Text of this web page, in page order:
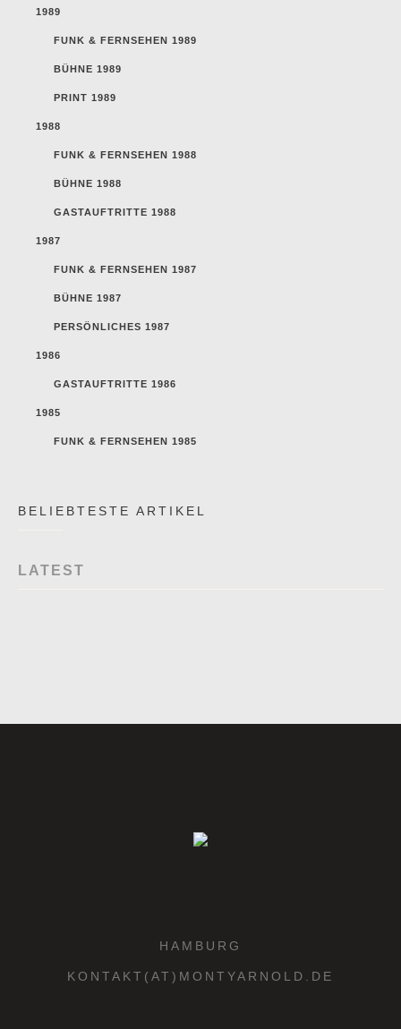
1989
FUNK & FERNSEHEN 1989
BÜHNE 1989
PRINT 1989
1988
FUNK & FERNSEHEN 1988
BÜHNE 1988
GASTAUFTRITTE 1988
1987
FUNK & FERNSEHEN 1987
BÜHNE 1987
PERSÖNLICHES 1987
1986
GASTAUFTRITTE 1986
1985
FUNK & FERNSEHEN 1985
BELIEBTESTE ARTIKEL
LATEST
HAMBURG
KONTAKT(AT)MONTYARNOLD.DE